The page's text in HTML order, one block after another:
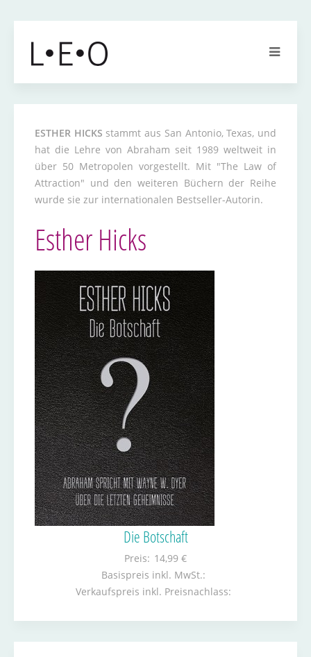
ESTHER HICKS stammt aus San Antonio, Texas, und
hat die Lehre von Abraham seit 1989 weltweit in
über 50 Metropolen vorgestellt. Mit "The Law of
Attraction" und den weiteren Büchern der Reihe
wurde sie zur internationalen Bestseller-Autorin.
Esther Hicks
Die Botschaft
Preis: 14,99 €
Basispreis inkl. MwSt.:
Verkaufspreis inkl. Preisnachlass: